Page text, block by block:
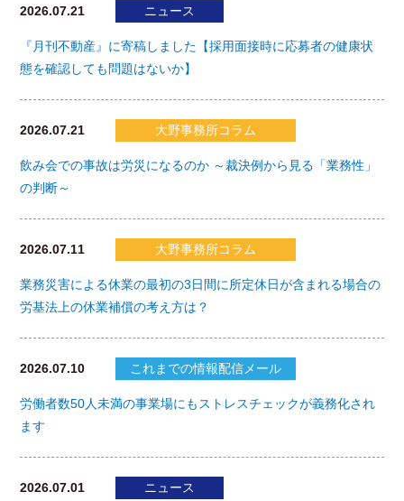
2026.07.21 ニュース
『月刊不動産』に寄稿しました【採用面接時に応募者の健康状
態を確認しても問題はないか】
2026.07.21 大野事務所コラム
飲み会での事故は労災になるのか ～裁決例から見る「業務性」
の判断～
2026.07.11 大野事務所コラム
業務災害による休業の最初の3日間に所定休日が含まれる場合の
労基法上の休業補償の考え方は？
2026.07.10 これまでの情報配信メール
労働者数50人未満の事業場にもストレスチェックが義務化され
ます
2026.07.01 ニュース